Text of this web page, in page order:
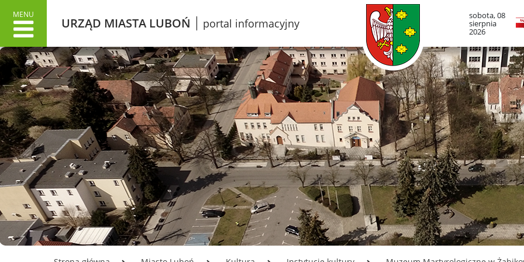
MENU
URZĄD MIASTA
Dane adresowe
Załatwianie spraw w Urzędzie
Informacje o Urzędzie Miasta
w języku łatwym do czytania
ETR
Dokumenty stategiczne
Inwestycje
Oświata
Odpady
Podatki
MIASTO LUBOŃ
Władze Miasta
O mieście
Luboński Szlak Architektury
Przemysłowej
Śladami historii Lubonia
Gry miejskie
Kultura
Komenda Straży Miejskiej
Miasta Luboń
Komisariat Policji w Luboniu
RADA MIASTA
Portal Mieszkańca.
informacje
Radni Rady Miasta
Sesja Rady Miasta
Harmonogram
radnych
Komisje Rady Miasta
Terminarz spotkań
Uchwały Rady
Młodzieżowa Rada
URZĄD MIASTA LUBOŃ portal informacyjny
sobota, 08
sierpnia
2026